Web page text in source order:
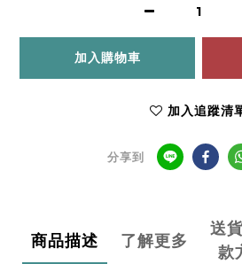
加入購物車
加入追蹤清
分享到
商品描述 了解更多
送
款